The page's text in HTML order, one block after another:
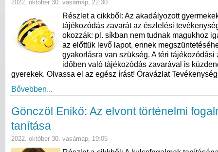
2022. október 30. vasárnap, 22:30
Részlet a cikkből: Az akadályozott
tájékozódás zavarát az észlelési
okozzák: pl. síkban nem tudnak magukhoz
az előttük levő lapot, ennek
gyakorlásra van szükség. A téri tájékozódási
időben való tájékozódás zavarával is
gyerekek. Olvassa el az egész írást! Óravázlat
Bővebben...
Gönczöl Enikő: Az elvont történelmi
tanítása
2022. október 30. vasárnap, 19:05